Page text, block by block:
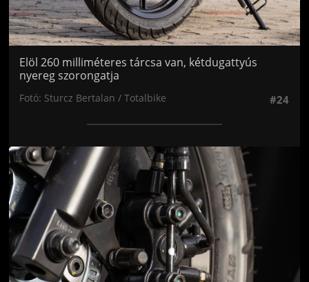
Elöl 260 milliméteres tárcsa van, kétdugattyús
nyereg szorongatja
Fotó: Sturcz Bertalan / Totalbike #24
Jön még kép!